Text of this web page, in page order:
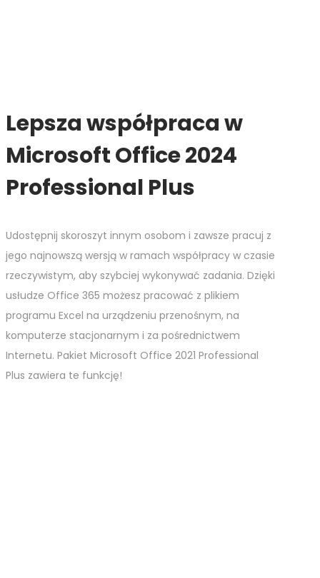
Lepsza współpraca w
Microsoft Office 2024
Professional Plus
Udostępnij skoroszyt innym osobom i zawsze pracuj z
jego najnowszą wersją w ramach współpracy w czasie
rzeczywistym, aby szybciej wykonywać zadania. Dzięki
usłudze Office 365 możesz pracować z plikiem
programu Excel na urządzeniu przenośnym, na
komputerze stacjonarnym i za pośrednictwem
Internetu. Pakiet Microsoft Office 2021 Professional
Plus zawiera te funkcję!